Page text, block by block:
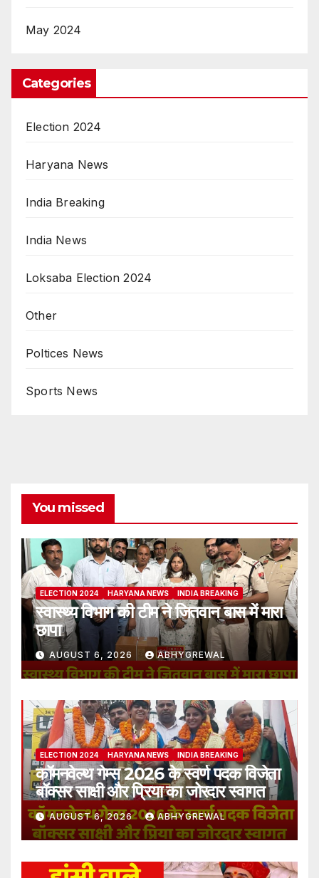
May 2024
Categories
Election 2024
Haryana News
India Breaking
India News
Loksaba Election 2024
Other
Poltices News
Sports News
You missed
ELECTION 2024 HARYANA NEWS INDIA BREAKING
स्वास्थ्य विभाग की टीम ने जितवान बास में मारा
छापा
AUGUST 6, 2026 ABHYGREWAL
ELECTION 2024 HARYANA NEWS INDIA BREAKING
कॉमनवेल्थ गेम्स 2026 के स्वर्ण पदक विजेता
बॉक्सर साक्षी और प्रिया का जोरदार स्वागत
AUGUST 6, 2026 ABHYGREWAL